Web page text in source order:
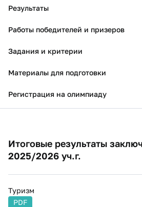
Результаты
Работы победителей и призеров
Задания и критерии
Материалы для подготовки
Регистрация на олимпиаду
Итоговые результаты
2025/2026 уч.г.
Туризм
PDF